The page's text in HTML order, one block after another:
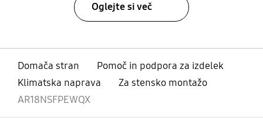
Oglejte si več
Domača stran
Pomoč in podpora za izdelek
Klimatska naprava
Za stensko montažo
AR18NSFPEWQX